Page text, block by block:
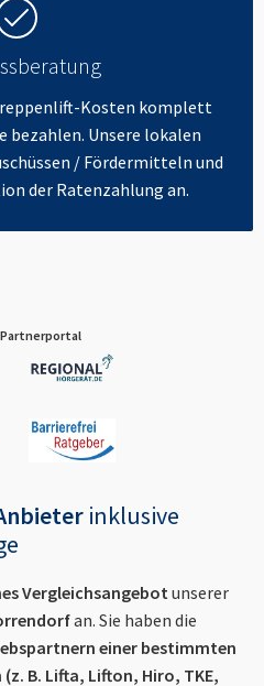
Kosten komplett
bezahlen. Unsere lokalen
/ Fördermitteln und
der Ratenzahlung an.
inklusive
Vergleichsangebotunserer
an. Sie haben die
einer bestimmten
B. Lifta, Lifton, Hiro, TKE,